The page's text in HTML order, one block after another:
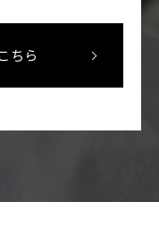
ちら